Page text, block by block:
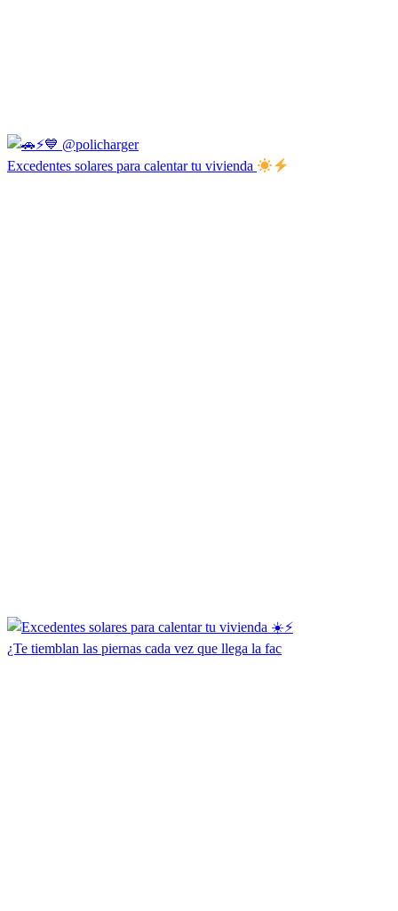
Excedentes solares para calentar tu vivienda
¿Te tiemblan las piernas cada vez que llega la fac